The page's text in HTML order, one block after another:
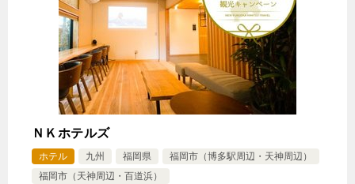
ＮＫホテルズ
ホテル 九州 福岡県
福岡市（博多駅周辺・天神周辺）
福岡市（天神周辺・百道浜）